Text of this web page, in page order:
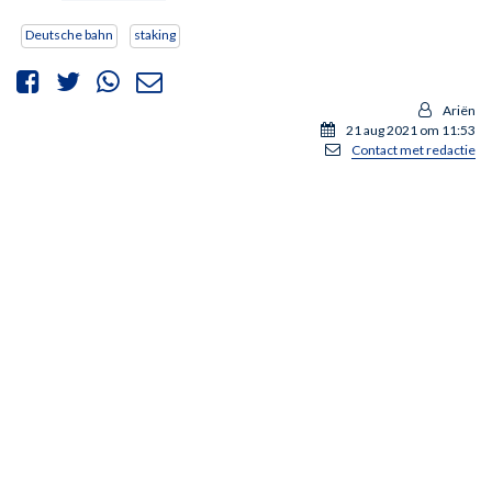
Deutsche bahn staking
Ariën
21 aug 2021 om 11:53
Contact met redactie